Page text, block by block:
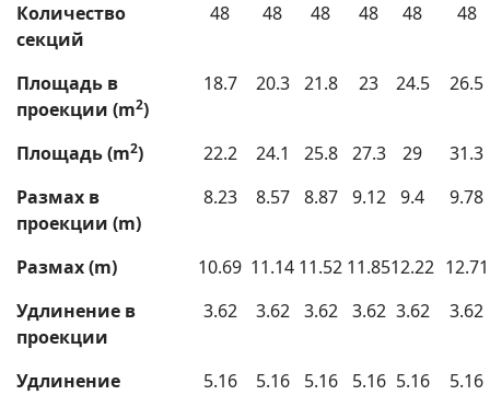
Количество
секций
48 48 48 48 48 48
Площадь в
проекции (m2)
18.7 20.3 21.8 23 24.5 26.5
Площадь (m2) 22.2 24.1 25.8 27.3 29
31.3
Размах в
проекции (m)
8.23 8.57 8.87 9.12 9.4 9.78
Размах (m) 10.69 11.14 11.52 11.8512.22 12.71
Удлинение в
проекции
3.62 3.62 3.62 3.62 3.62 3.62
Удлинение 5.16 5.16 5.16 5.16 5.16
5.16